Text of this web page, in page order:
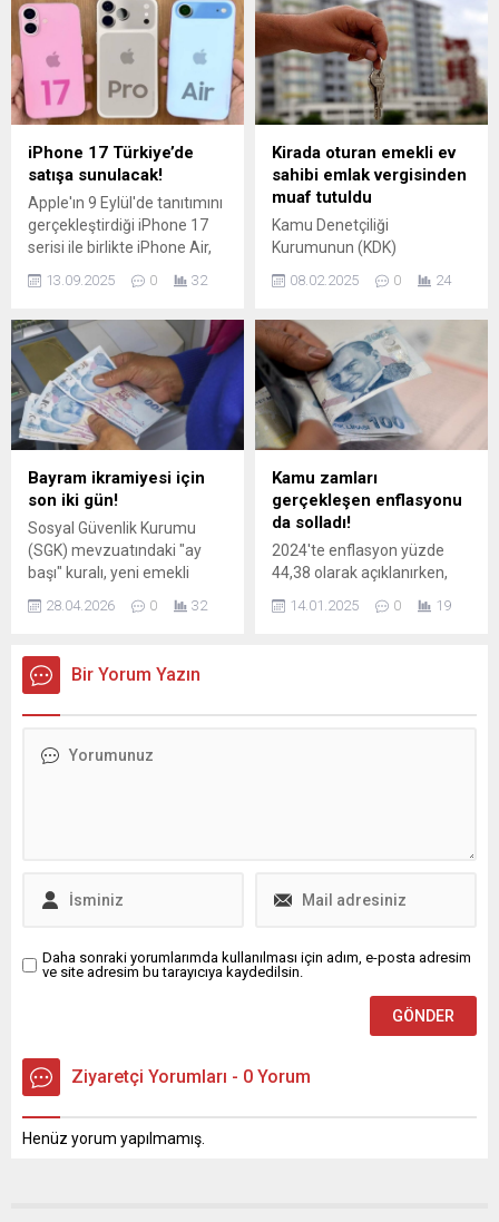
ulaşıma, pasaporttan kiraya
kadar pek çok kalemi
etkiliyor. İşte yeni yılın ilk
dakikalarından itibaren ...
iPhone 17 Türkiye’de
satışa sunulacak!
Apple'ın 9 Eylül'de tanıtımını
gerçekleştirdiği iPhone 17
serisi ile birlikte iPhone Air,
sunuldu. Yeni modeller, 19
mağazalarda satışa çıkacak.
FİYATLAR 77.999 TL'DEN
BAŞLIYOR Yeni iPhone
modelleri, Apple ...
13.09.2025 0 32
Kirada oturan emekli ev
sahibi emlak vergisinden
muaf tutuldu
Kamu Denetçiliği
Kurumunun (KDK)
bulunan ancak başka bir
eden emekli öğretmen,
emlak vergisinden muaf
tutuldu.
08.02.2025 0 24
Bayram ikramiyesi için
son iki gün!
Sosyal Güvenlik Kurumu
(SGK) mevzuatındaki "ay
başı" kuralı, yeni emekli
olacak milyonlarca çalışan
için kritik bir engel teşkil
bu yıl 27 Mayıs tarihinde
başlayacak olması
koşulu ...
28.04.2026 0 32
Kamu zamları
gerçekleşen enflasyonu
da solladı!
2024'te enflasyon yüzde
44,38 olarak açıklanırken,
asgari ücrete hedef
enflasyona göre yüzde 30
14.01.2025 0 19
Bir Yorum Yazın
Daha sonraki yorumlarımda kullanılması için adım, e-posta adresim
ve site adresim bu tarayıcıya kaydedilsin.
Ziyaretçi Yorumları - 0 Yorum
Henüz yorum yapılmamış.